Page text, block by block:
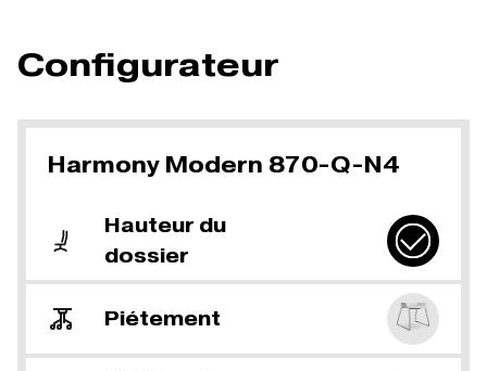
Configurateur
Harmony Modern 870-Q-N4
Hauteur du
dossier
Piétement